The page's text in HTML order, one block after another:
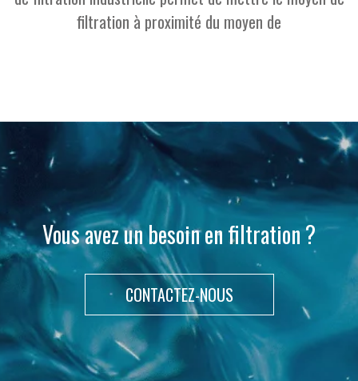
filtration à proximité du moyen de
Vous avez un besoin en filtration ?
CONTACTEZ-NOUS